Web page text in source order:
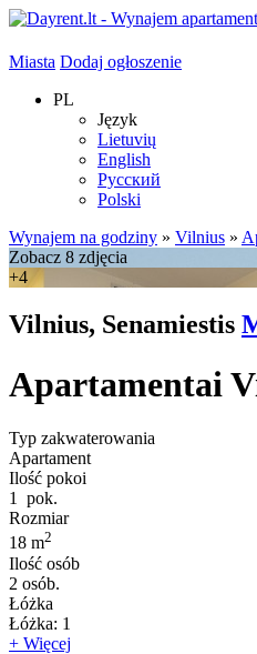
Miasta Dodaj ogłoszenie
PL
Język
Lietuvių
English
Русский
Polski
Wynajem na godziny » Vilnius »
Zobacz 8 zdjęcia
+4
Vilnius, Senamiestis
Apartamentai
Typ zakwaterowania
Apartament
Ilość pokoi
1
pok.
Rozmiar
18 m2
Ilość osób
2 osób.
Łóżka
Łóżka: 1
+ Więcej